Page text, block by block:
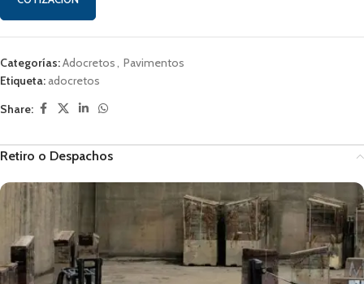
Categorías:Adocretos, Pavimentos
Etiqueta: adocretos
Share:
Retiro o Despachos